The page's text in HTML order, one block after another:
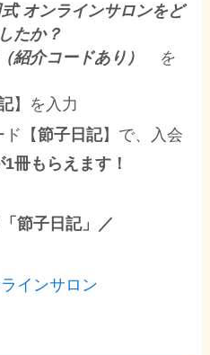
オンラインサロンをど
たか？
紹介コードあり）
を
】を入力
ド【節子日記】で、入会
冊もらえます！
節子日記」／
インサロン